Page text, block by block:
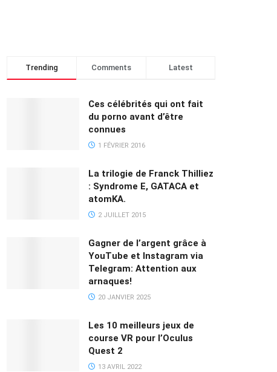
Trending Comments Latest
Ces célébrités qui ont fait
du porno avant d’être
connues
1 FÉVRIER 2016
La trilogie de Franck Thilliez
: Syndrome E, GATACA et
atomKA.
2 JUILLET 2015
Gagner de l’argent grâce à
YouTube et Instagram via
Telegram: Attention aux
arnaques!
20 JANVIER 2025
Les 10 meilleurs jeux de
course VR pour l’Oculus
Quest 2
13 AVRIL 2022